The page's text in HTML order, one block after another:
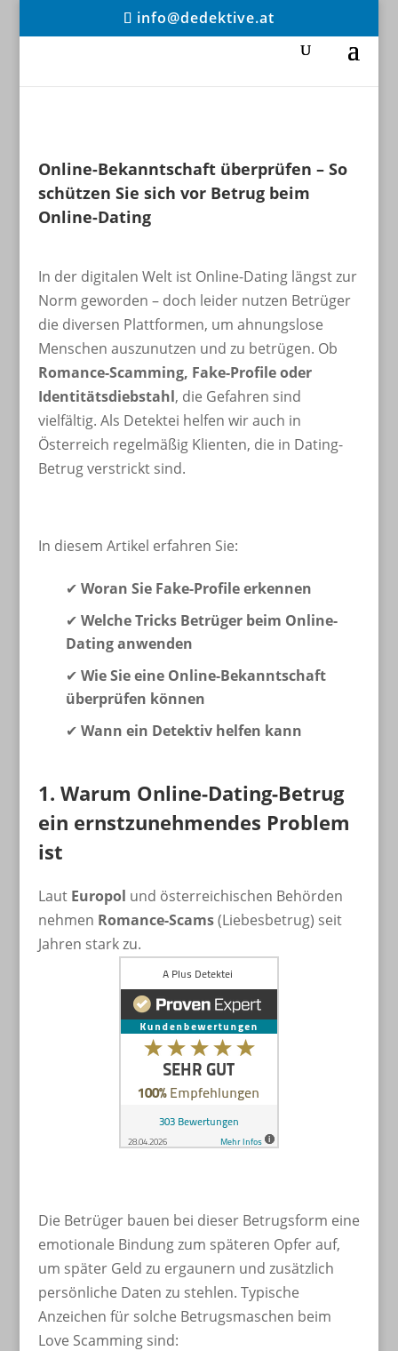
info@dedektive.at
Online-Bekanntschaft überprüfen – So
schützen Sie sich vor Betrug beim
Online-Dating
In der digitalen Welt ist Online-Dating längst zur
Norm geworden – doch leider nutzen Betrüger
die diversen Plattformen, um ahnungslose
Menschen auszunutzen und zu betrügen. Ob
Romance-Scamming, Fake-Profile oder
Identitätsdiebstahl, die Gefahren sind
vielfältig. Als Detektei helfen wir auch in
Österreich regelmäßig Klienten, die in Dating-
Betrug verstrickt sind.
In diesem Artikel erfahren Sie:
✔ Woran Sie Fake-Profile erkennen
✔ Welche Tricks Betrüger beim Online-
Dating anwenden
✔ Wie Sie eine Online-Bekanntschaft
überprüfen können
✔ Wann ein Detektiv helfen kann
1. Warum Online-Dating-Betrug
ein ernstzunehmendes Problem
ist
Laut Europol und österreichischen Behörden
nehmen Romance-Scams(Liebesbetrug) seit
Jahren stark zu.
Die Betrüger bauen bei dieser Betrugsform eine
emotionale Bindung zum späteren Opfer auf,
um später Geld zu ergaunern und zusätzlich
persönliche Daten zu stehlen. Typische
Anzeichen für solche Betrugsmaschen beim
Love Scamming sind: